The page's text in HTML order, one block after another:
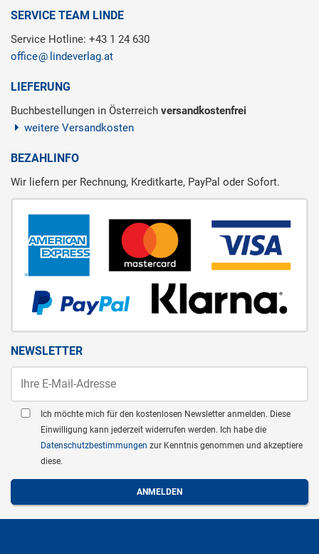
SERVICE TEAM LINDE
Service Hotline: +43 1 24 630
office
lindeverlag.at
LIEFERUNG
Buchbestellungen in Österreich versandkostenfrei
weitere Versandkosten
BEZAHLINFO
Wir liefern per Rechnung, Kreditkarte, PayPal oder Sofort.
NEWSLETTER
Ich möchte mich für den kostenlosen Newsletter anmelden. Diese
Einwilligung kann jederzeit widerrufen werden. Ich habe die
Datenschutzbestimmungen zur Kenntnis genommen und akzeptiere
diese.